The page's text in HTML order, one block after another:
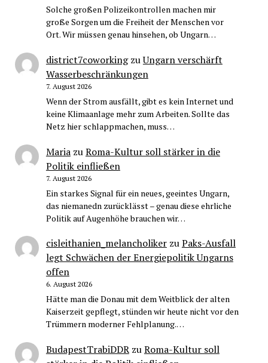
Solche großen Polizeikontrollen machen mir
große Sorgen um die Freiheit der Menschen vor
Ort. Wir müssen genau hinsehen, ob Ungarn…
district7coworkingzuUngarn verschärft
Wasserbeschränkungen
7. August 2026
Wenn der Strom ausfällt, gibt es kein Internet und
keine Klimaanlage mehr zum Arbeiten. Sollte das
Netz hier schlappmachen, muss…
MariazuRoma-Kultur soll stärker in die
Politik einfließen
7. August 2026
Ein starkes Signal für ein neues, geeintes Ungarn,
das niemanedn zurücklässt – genau diese ehrliche
Politik auf Augenhöhe brauchen wir…
cisleithanien_melancholikerzuPaks-Ausfall
legt Schwächen der Energiepolitik Ungarns
offen
6. August 2026
Hätte man die Donau mit dem Weitblick der alten
Kaiserzeit gepflegt, stünden wir heute nicht vor den
Trümmern moderner Fehlplanung.…
BudapestTrabiDDRzuRoma-Kultur soll